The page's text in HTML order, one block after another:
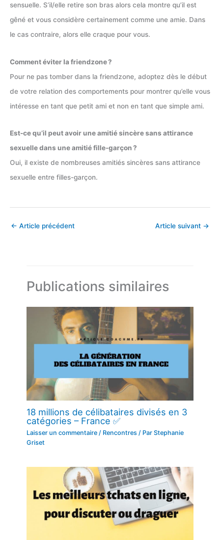
sensuelle. S’il/elle retire son bras alors cela montre qu’il est
gêné et vous considère certainement comme une amie. Dans
le cas contraire, alors elle craque pour vous.
Comment éviter la friendzone ?
Pour ne pas tomber dans la friendzone, adoptez dès le début
de votre relation des comportements pour montrer qu’elle vous
intéresse en tant que petit ami et non en tant que simple ami.
Est-ce qu’il peut avoir une amitié sincère sans attirance
sexuelle dans une amitié fille-garçon ?
Oui, il existe de nombreuses amitiés sincères sans attirance
sexuelle entre filles-garçon.
← Article précédent Article suivant →
Publications similaires
18 millions de célibataires divisés en 3
catégories – France ✅
Laisser un commentaire / Rencontres / ParStephanie
Griset